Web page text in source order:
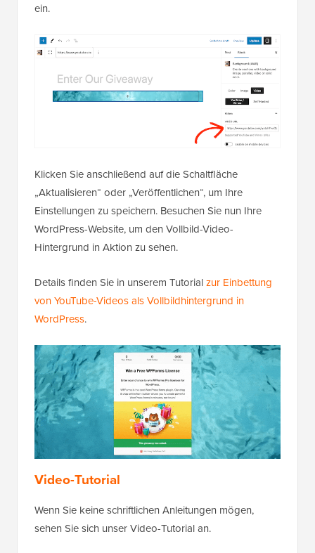
ein.
Klicken Sie anschließend auf die Schaltfläche
„Aktualisieren“ oder „Veröffentlichen“, um Ihre
Einstellungen zu speichern. Besuchen Sie nun Ihre
WordPress-Website, um den Vollbild-Video-
Hintergrund in Aktion zu sehen.
Details finden Sie in unserem Tutorialzur Einbettung
von YouTube-Videos als Vollbildhintergrund in
WordPress.
Video-Tutorial
Wenn Sie keine schriftlichen Anleitungen mögen,
sehen Sie sich unser Video-Tutorial an.